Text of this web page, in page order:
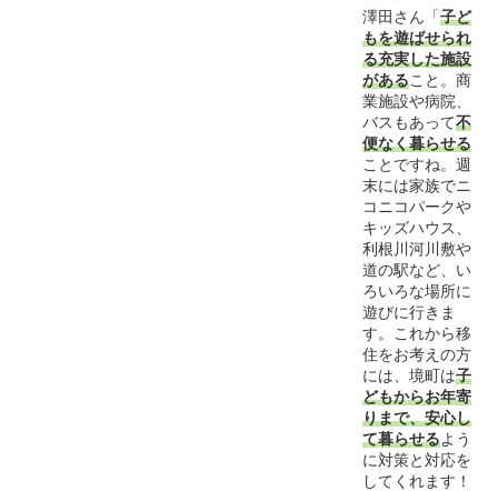
澤田さん「子ど
もを遊ばせられ
る充実した施設
があること。商
業施設や病院、
バスもあって不
便なく暮らせる
ことですね。週
末には家族でニ
コニコパークや
キッズハウス、
利根川河川敷や
道の駅など、い
ろいろな場所に
遊びに行きま
す。これから移
住をお考えの方
には、境町は子
どもからお年寄
りまで、安心し
て暮らせるよう
に対策と対応を
してくれます！